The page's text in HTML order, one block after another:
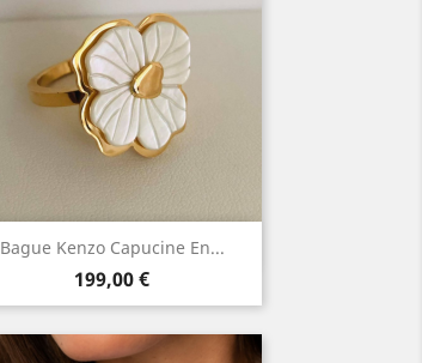
Bague Kenzo Capucine En...
Prix
199,00 €
Aperçu rapide